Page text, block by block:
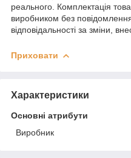
реального. Комплектація
виробником без
відповідальності за зміни,
Приховати
Характеристики
Основні атрибути
Виробник